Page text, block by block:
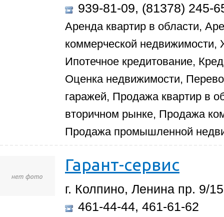
939-81-09, (81378) 245-
Аренда квартир в области,
коммерческой
Ипотечное кредитование,
Оценка недвижимости,
гаражей, Продажа квартир в
вторичном рынке, Продажа
Продажа промышленной
Гарант-сервис
г. Колпино, Ленина пр. 9/15
461-44-44, 461-61-62